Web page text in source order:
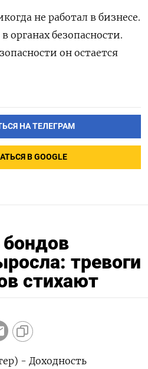
не работал в бизнесе.
органах безопасности.
он остается
НА ТЕЛЕГРАМ
В GOOGLE
тревоги
стихают
- Доходность